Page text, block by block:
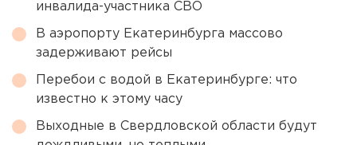
инвалида-участника СВО
В аэропорту Екатеринбурга массово
задерживают рейсы
Перебои с водой в Екатеринбурге: что
известно к этому часу
Выходные в Свердловской области будут